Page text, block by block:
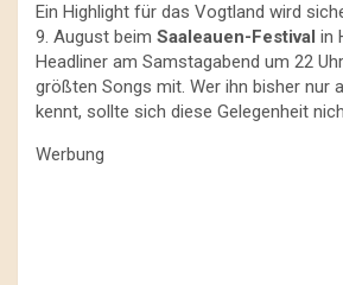
Ein Highlight für das Vogtland wird
9. August beim Saaleauen-Festival in
Headliner am Samstagabend um 22
größten Songs mit. Wer ihn bisher nur
kennt, sollte sich diese Gelegenheit
Werbung